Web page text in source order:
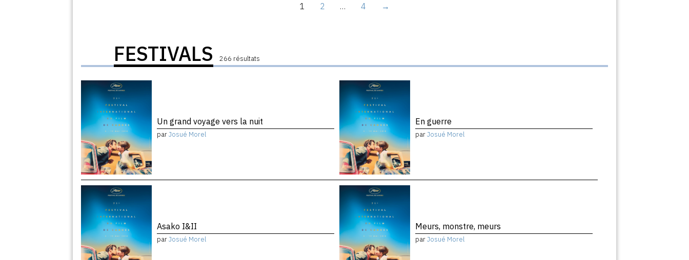
1 2 … 4 →
FESTIVALS 266 résultats
Un grand voyage vers la nuit
parJosué Morel
En guerre
parJosué Morel
Asako I&II
parJosué Morel
Meurs, monstre, meurs
parJosué Morel